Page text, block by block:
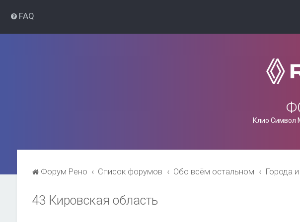
FAQ
Клио Символ
Форум Рено Список форумов Обо всём остальном Города
43 Кировская область